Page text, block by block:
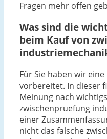
Fragen mehr offen
Was sind die
beim Kauf von
Für Sie haben wir
vorbereitet. In dieser
Meinung nach
zwischenpruefung
einer
nicht das falsche